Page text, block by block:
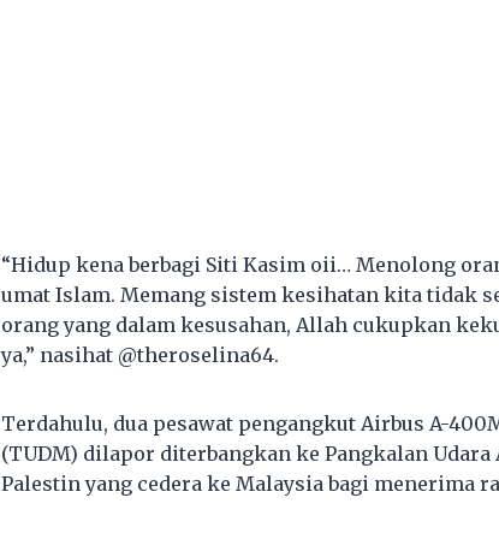
“Hidup kena berbagi Siti Kasim oii… Menolong
umat Islam. Memang sistem kesihatan kita tidak
orang yang dalam kesusahan, Allah cukupkan
ya,” nasihat @theroselina64.
Terdahulu, dua pesawat pengangkut Airbus A-
(TUDM) dilapor diterbangkan ke Pangkalan
Palestin yang cedera ke Malaysia bagi menerima